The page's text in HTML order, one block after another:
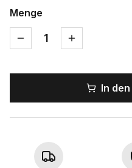
Menge
1
In